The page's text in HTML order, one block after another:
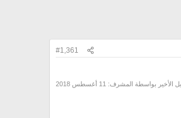
#1,361
الأخير بواسطة المشرف: 11 أغسطس 2018